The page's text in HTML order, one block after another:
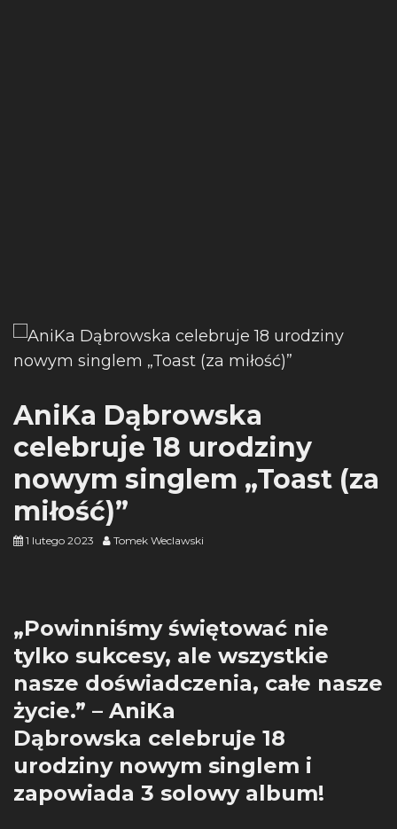
AniKa Dąbrowska
celebruje 18 urodziny
nowym singlem „Toast (za
miłość)”
1 lutego 2023 Tomek Weclawski
„Powinniśmy świętować nie
tylko sukcesy, ale wszystkie
nasze doświadczenia, całe nasze
życie.” – AniKa
Dąbrowska celebruje 18
urodziny nowym singlem i
zapowiada 3 solowy album!